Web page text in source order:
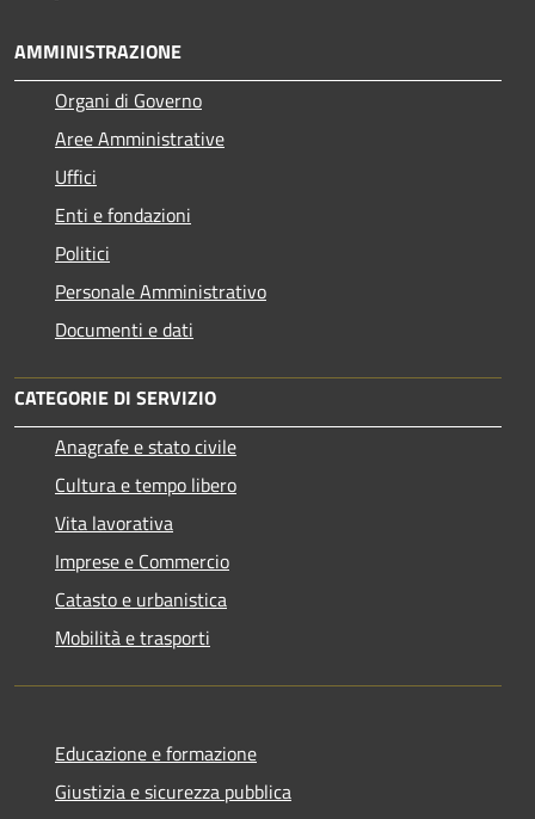
AMMINISTRAZIONE
Organi di Governo
Aree Amministrative
Uffici
Enti e fondazioni
Politici
Personale Amministrativo
Documenti e dati
CATEGORIE DI SERVIZIO
Anagrafe e stato civile
Cultura e tempo libero
Vita lavorativa
Imprese e Commercio
Catasto e urbanistica
Mobilità e trasporti
Educazione e formazione
Giustizia e sicurezza pubblica